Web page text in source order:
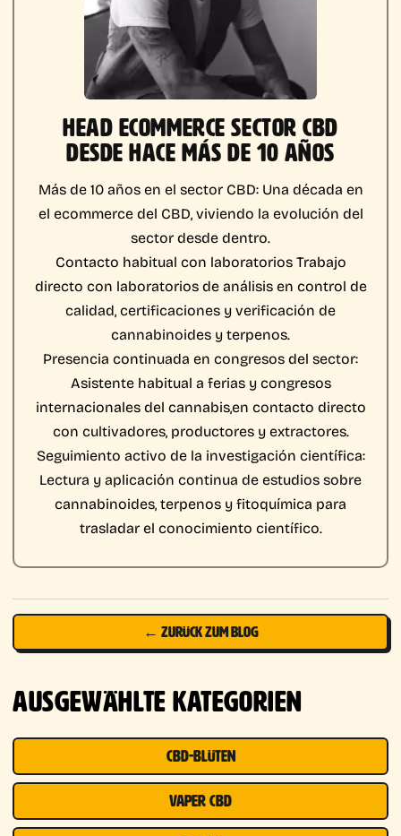
HEAD ECOMMERCE SECTOR CBD
DESDE HACE MÁS DE 10 AÑOS
Más de 10 años en el sector CBD:Una década en
el ecommerce del CBD, viviendo la evolución del
sector desde dentro.
Contacto habitual con laboratoriosTrabajo
directo con laboratorios de análisis en control de
calidad, certificaciones y verificación de
cannabinoides y terpenos.
Presencia continuada en congresos del sector:
Asistente habitual a ferias y congresos
internacionales del cannabis,en contacto directo
con cultivadores, productores y extractores.
Seguimiento activo de la investigación científica:
Lectura y aplicación continua de estudios sobre
cannabinoides, terpenos y fitoquímica para
trasladar el conocimiento científico.
← ZURÜCK ZUM BLOG
AUSGEWÄHLTE KATEGORIEN
CBD-BLÜTEN
VAPER CBD